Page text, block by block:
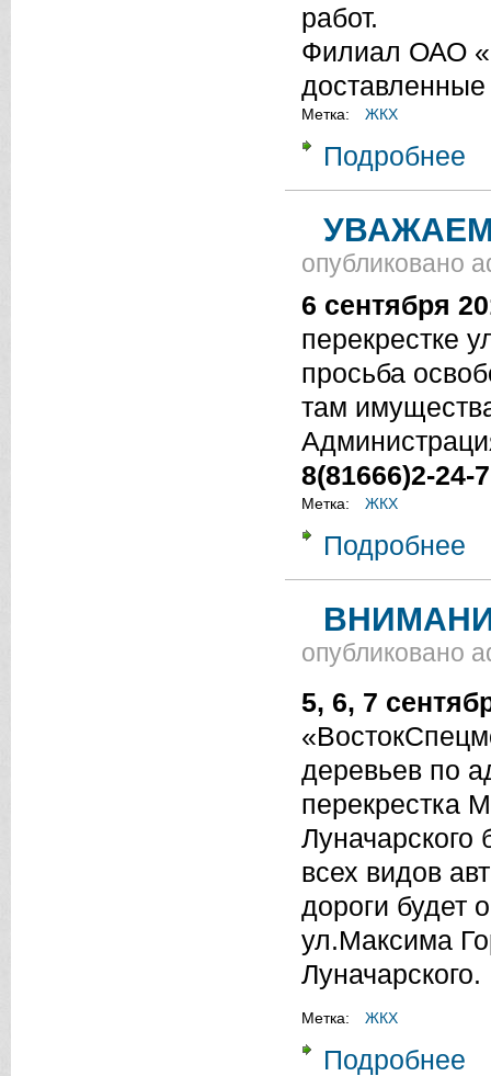
работ.
Филиал ОАО
Метка: ЖКХ
Подробнее
опубликовано
6 сентября
перекрестке
просьба
там
8(81666)2-24-
Метка: ЖКХ
Подробнее
опубликовано
5, 6, 7
деревьев по
перекрестка
всех видов
дороги будет
ул.Максима
Луначарского.
Метка: ЖКХ
Подробнее